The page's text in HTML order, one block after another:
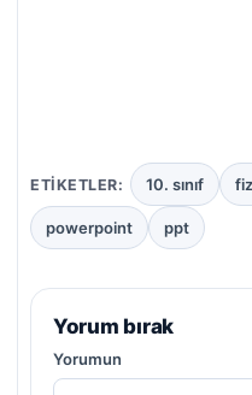
ETIKETLER: 10. sınıf
powerpoint ppt
Yorum bırak
Yorumun